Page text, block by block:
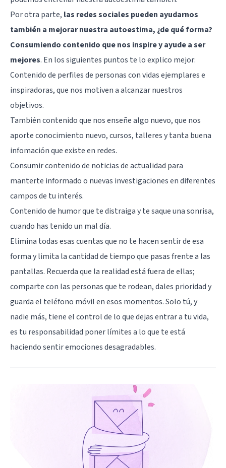
Por otra parte, las redes sociales pueden ayudarnos
también a mejorar nuestra autoestima, ¿de qué forma?
Consumiendo contenido que nos inspire y ayude a ser
mejores. En los siguientes puntos te lo explico mejor:
Contenido de perfiles de personas con vidas ejemplares e
inspiradoras, que nos motiven a alcanzar nuestros
objetivos.
También contenido que nos enseñe algo nuevo, que nos
aporte conocimiento nuevo, cursos, talleres y tanta buena
infomación que existe en redes.
Consumir contenido de noticias de actualidad para
manterte informado o nuevas investigaciones en diferentes
campos de tu interés.
Contenido de humor que te distraiga y te saque una sonrisa,
cuando has tenido un mal día.
Elimina todas esas cuentas que no te hacen sentir de esa
forma y limita la cantidad de tiempo que pasas frente a las
pantallas. Recuerda que la realidad está fuera de ellas;
comparte con las personas que te rodean, dales prioridad y
guarda el teléfono móvil en esos momentos. Solo tú, y
nadie más, tiene el control de lo que dejas entrar a tu vida,
es tu responsabilidad poner límites a lo que te está
haciendo sentir emociones desagradables.